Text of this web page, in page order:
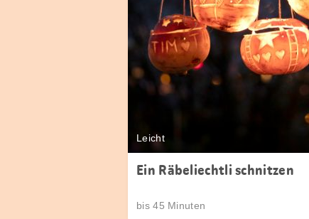
Leicht
Ein Räbeliechtli schnitzen
bis 45 Minuten